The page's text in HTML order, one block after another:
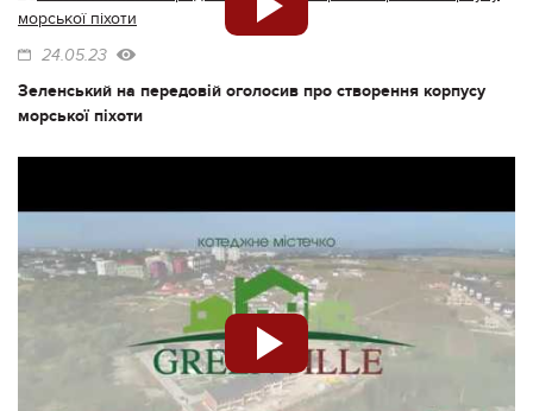
24.05.23
Зеленський на передовій оголосив про створення корпусу
морської піхоти